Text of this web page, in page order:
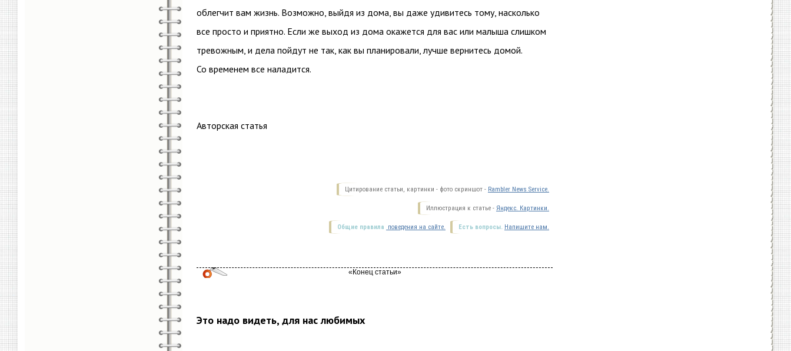
облегчит вам жизнь. Возможно, выйдя из дома, вы даже удивитесь тому, насколько
все просто и приятно. Если же выход из дома окажется для вас или малыша слишком
тревожным, и дела пойдут не так, как вы планировали, лучше вернитесь домой.
Со временем все наладится.
Авторская статья
Цитирование статьи, картинки - фото скриншот - Rambler News Service.
Иллюстрация к статье - Яндекс. Картинки.
Есть вопросы. Напишите нам.
Общие правила поведения на сайте.
Это надо видеть, для нас любимых